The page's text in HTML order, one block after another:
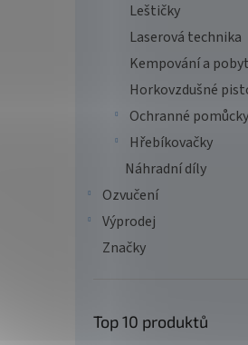
Leštičky
Laserová technika
Kempování a
Horkovzdušné
Ochranné pomůcky
Hřebíkovačky
Náhradní díly
Ozvučení
Výprodej
Značky
Top 10 produktů